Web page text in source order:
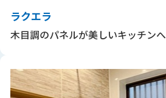
ラクエラ
木目調のパネルが美しいキッチンへ